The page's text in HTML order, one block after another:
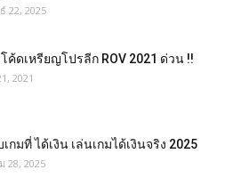
22, 2025
ค้ดเหรียญโปรลีก ROV 2021 ด่วน !!
2021
กมที่ ได้เงิน เล่นเกมได้เงินจริง 2025
28, 2025